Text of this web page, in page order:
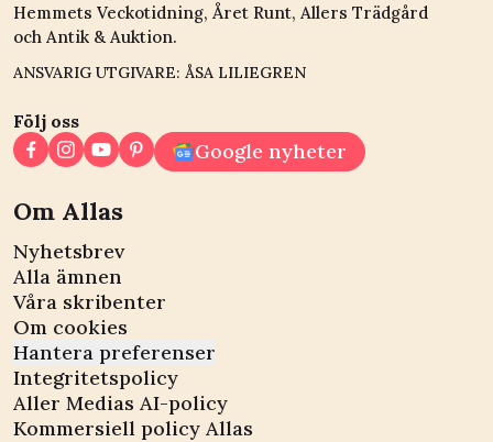
Hemmets Veckotidning, Året Runt, Allers Trädgård
och Antik & Auktion.
ANSVARIG UTGIVARE: ÅSA LILIEGREN
Följ oss
Google nyheter
Om Allas
Nyhetsbrev
Alla ämnen
Våra skribenter
Om cookies
Hantera preferenser
Integritetspolicy
Aller Medias AI-policy
Kommersiell policy Allas